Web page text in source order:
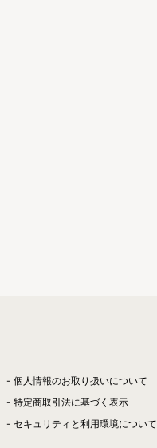
個人情報のお取り扱いについて
特定商取引法に基づく表示
セキュリティと利用環境について